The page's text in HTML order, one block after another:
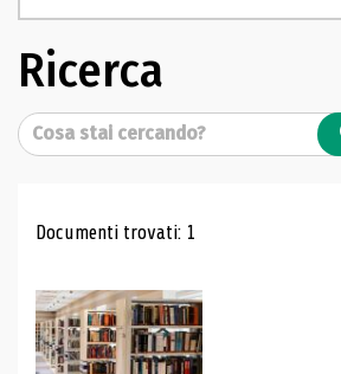
Ricerca
Cerca
Risultati di ricerca
Documenti trovati: 1